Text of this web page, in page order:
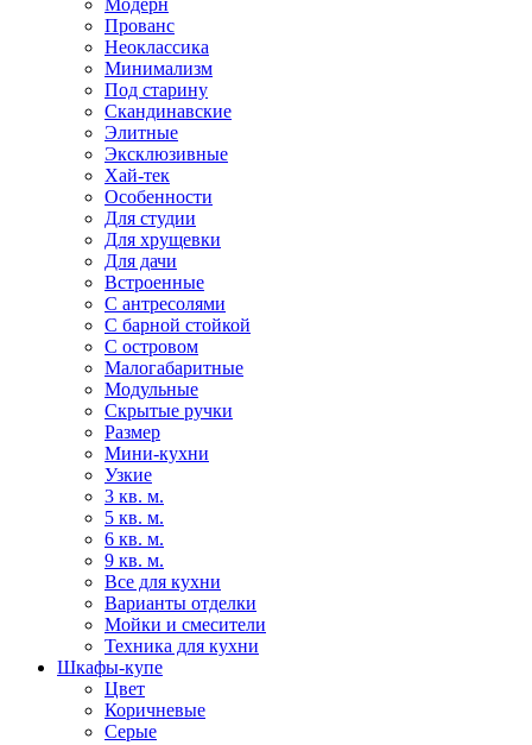
Модерн
Прованс
Неоклассика
Минимализм
Под старину
Скандинавские
Элитные
Эксклюзивные
Хай-тек
Особенности
Для студии
Для хрущевки
Для дачи
Встроенные
С антресолями
С барной стойкой
С островом
Малогабаритные
Модульные
Скрытые ручки
Размер
Мини-кухни
Узкие
3 кв. м.
5 кв. м.
6 кв. м.
9 кв. м.
Все для кухни
Варианты отделки
Мойки и смесители
Техника для кухни
Шкафы-купе
Цвет
Коричневые
Серые